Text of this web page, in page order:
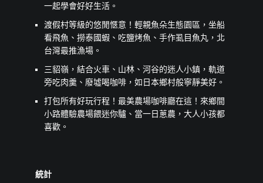
一起學會好好生活。
渡假村等級的悠閒愜意！輕親魚朵生態園區，坐船
看飛魚、撈泰國蝦、吃鹽烤魚、手作虱目魚丸，北
台灣最推漁場。
三貂嶺，結合火車、山林、河谷的迷人小鎮，軌道
旁吃肉羹、廢墟喝咖啡，如日本鄉村般寧靜美好。
打包所有好玩行程！最美農場咖啡廳在這！來鄉間
小路體驗農場餵迷你驢、當一日蔥農，大人小孩都
喜歡。
統計